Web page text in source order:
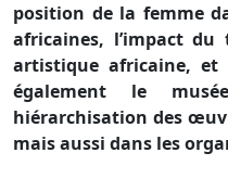
position de la femme
africaines, l’impact
artistique africaine, et
également le
hiérarchisation des
mais aussi dans les